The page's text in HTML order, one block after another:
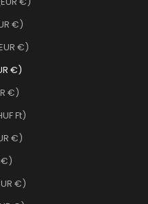
Estonie (EUR €)
Finlande (EUR €)
France (EUR €)
Grèce (EUR €)
Hongrie (HUF Ft)
Irlande (EUR €)
Italie (EUR €)
Lettonie (EUR €)